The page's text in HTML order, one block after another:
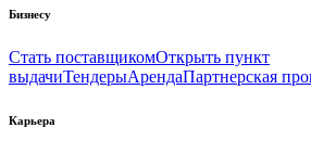
Бизнесу
Стать поставщикомОткрыть пункт
выдачиТендерыАрендаПартнерская
Карьера